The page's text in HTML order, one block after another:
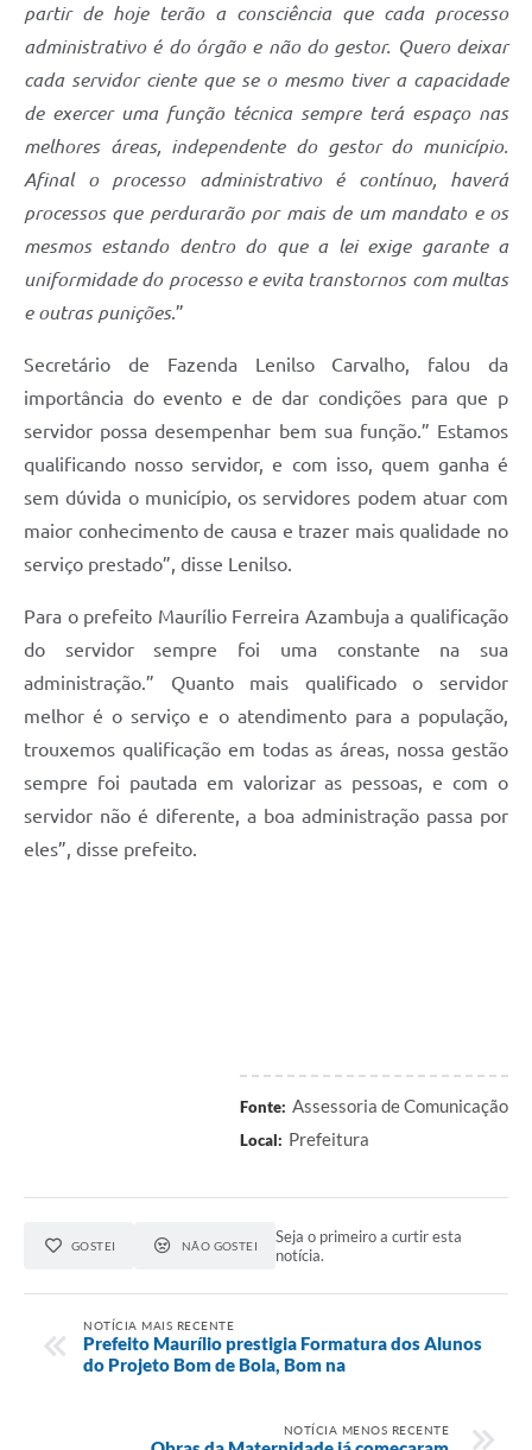
partir de hoje terão a consciência que cada processo
administrativo é do órgão e não do gestor. Quero deixar
cada servidor ciente que se o mesmo tiver a capacidade
de exercer uma função técnica sempre terá espaço nas
melhores áreas, independente do gestor do município.
Afinal o processo administrativo é contínuo, haverá
processos que perdurarão por mais de um mandato e os
mesmos estando dentro do que a lei exige garante a
uniformidade do processo e evita transtornos com multas
e outras punições.”
Secretário de Fazenda Lenilso Carvalho, falou da
importância do evento e de dar condições para que p
servidor possa desempenhar bem sua função.” Estamos
qualificando nosso servidor, e com isso, quem ganha é
sem dúvida o município, os servidores podem atuar com
maior conhecimento de causa e trazer mais qualidade no
serviço prestado”, disse Lenilso.
Para o prefeito Maurílio Ferreira Azambuja a qualificação
do servidor sempre foi uma constante na sua
administração.” Quanto mais qualificado o servidor
melhor é o serviço e o atendimento para a população,
trouxemos qualificação em todas as áreas, nossa gestão
sempre foi pautada em valorizar as pessoas, e com o
servidor não é diferente, a boa administração passa por
eles”, disse prefeito.
Fonte: Assessoria de Comunicação
Local: Prefeitura
GOSTEI NÃO GOSTEI
Seja o primeiro a curtir esta
notícia.
NOTÍCIA MAIS RECENTE
Prefeito Maurílio prestigia Formatura dos Alunos
do Projeto Bom de Bola, Bom na
NOTÍCIA MENOS RECENTE